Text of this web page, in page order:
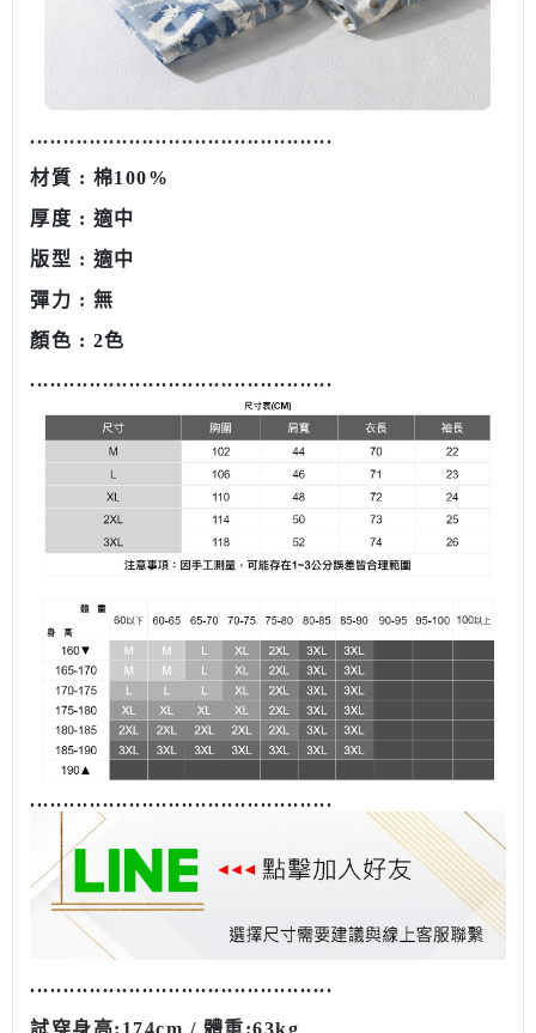
..............................................
材質 : 棉100%
厚度 : 適中
版型 : 適中
彈力 : 無
顏色 : 2色
..............................................
..............................................
..............................................
試穿身高:174cm / 體重:63kg